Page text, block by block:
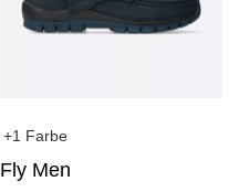
+1 Farbe
Fly Men